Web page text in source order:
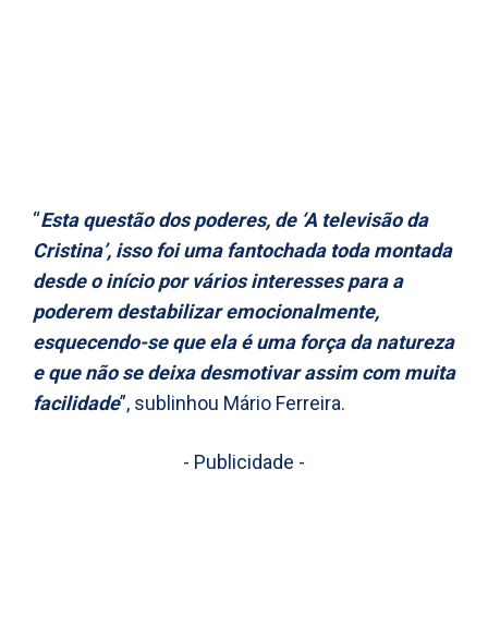
“Esta questão dos poderes, de ‘A televisão da
Cristina’, isso foi uma fantochada toda montada
desde o início por vários interesses para a
poderem destabilizar emocionalmente,
esquecendo-se que ela é uma força da natureza
e que não se deixa desmotivar assim com muita
facilidade”, sublinhou Mário Ferreira.
- Publicidade -